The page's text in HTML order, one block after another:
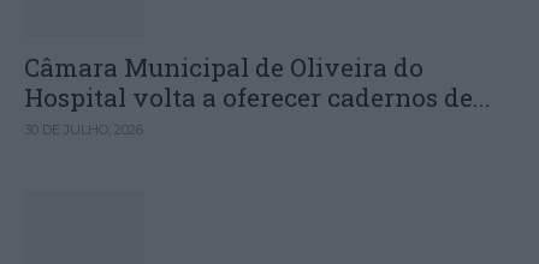
Câmara Municipal de Oliveira do
Hospital volta a oferecer cadernos de...
30 DE JULHO, 2026